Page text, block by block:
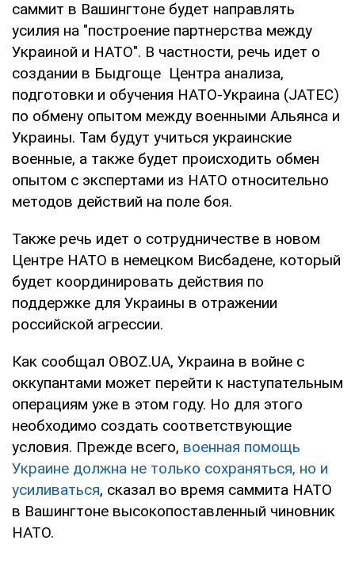
саммит в Вашингтоне будет направлять
усилия на "построение партнерства между
Украиной и НАТО". В частности, речь идет о
создании в Быдгоще Центра анализа,
подготовки и обучения НАТО-Украина (JATEC)
по обмену опытом между военными Альянса и
Украины. Там будут учиться украинские
военные, а также будет происходить обмен
опытом с экспертами из НАТО относительно
методов действий на поле боя.
Также речь идет о сотрудничестве в новом
Центре НАТО в немецком Висбадене, который
будет координировать действия по
поддержке для Украины в отражении
российской агрессии.
Как сообщал OBOZ.UA, Украина в войне с
оккупантами может перейти к наступательным
операциям уже в этом году. Но для этого
необходимо создать соответствующие
условия. Прежде всего, военная помощь
Украине должна не только сохраняться, но и
усиливаться, сказал во время саммита НАТО
в Вашингтоне высокопоставленный чиновник
НАТО.